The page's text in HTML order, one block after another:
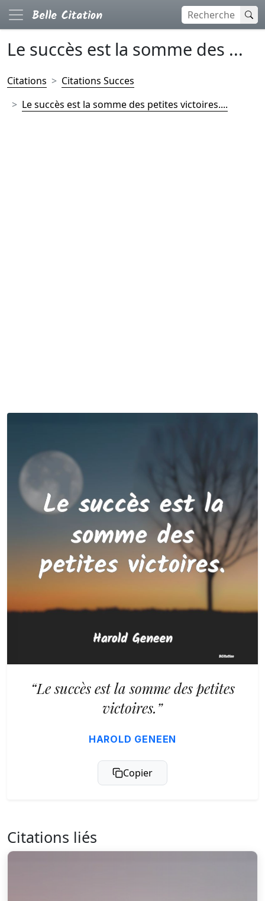
Le succès est la somme des ...
Citations
Citations Succes
Le succès est la somme des petites victoires....
“Le succès est la somme des petites
victoires.”
HAROLD GENEEN
Copier
Citations liés